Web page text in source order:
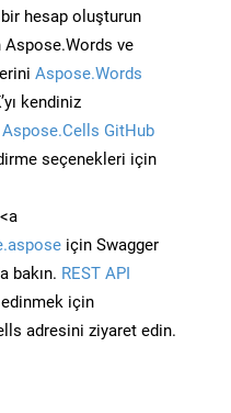
bir hesap oluşturun
ve
Aspose.Words
kendiniz
Aspose.Cells GitHub
seçenekleri için
için Swagger
bakın. REST API
için
adresini ziyaret edin.